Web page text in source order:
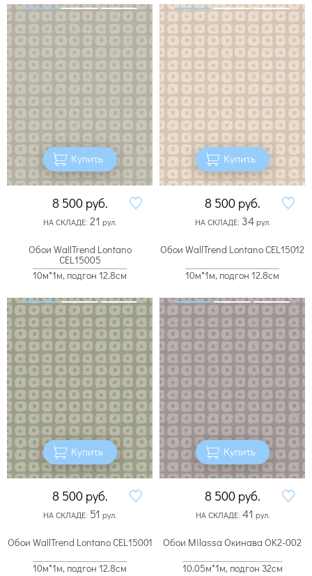
Купить
8 500 руб.
НА СКЛАДЕ: 21 рул.
Купить
8 500 руб.
НА СКЛАДЕ: 34рул.
Обои WallTrend Lontano
CEL15005
10м*1м, подгон 12.8см
Купить
8 500 руб.
НА СКЛАДЕ: 51 рул.
Обои WallTrend Lontano CEL15012
10м*1м, подгон 12.8см
Купить
8 500 руб.
НА СКЛАДЕ: 41 рул.
Обои WallTrend Lontano CEL15001
10м*1м, подгон 12.8см
Обои Milassa Окинава OK2-002
10.05м*1м, подгон 32см